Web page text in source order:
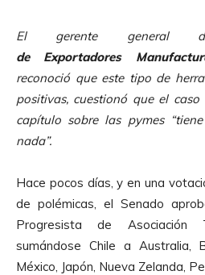
El gerente
de Exportadores
reconoció que este tipo de
positivas, cuestionó que el caso
capítulo sobre las pymes
nada”.
Hace pocos días, y en una
de polémicas, el Senado
Progresista de Asociación
sumándose Chile a Australia,
México, Japón, Nueva Zelanda,